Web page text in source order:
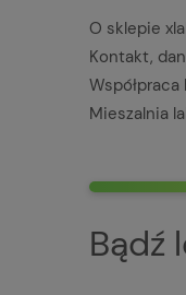
O sklepie
Kontakt,
Współpraca
Mieszalnia
Bądź